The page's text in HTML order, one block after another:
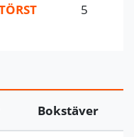
5
Bokstäver